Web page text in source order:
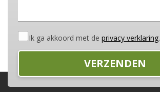
Ik ga akkoord met de privacy verklaring.